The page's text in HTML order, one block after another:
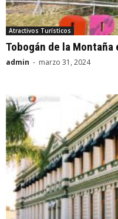
Atractivos Turísticos
Tobogán de la Montaña
admin - marzo 31, 2024